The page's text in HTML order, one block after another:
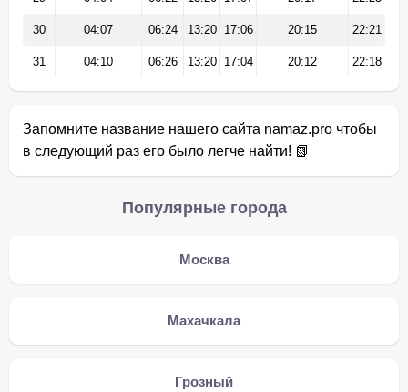
30 04:07 06:24 13:20 17:06 20:15 22:21
31 04:10 06:26 13:20 17:04 20:12 22:18
Запомните название нашего сайта namaz.pro чтобы
в следующий раз его было легче найти! 📗
Популярные города
Москва
Махачкала
Грозный